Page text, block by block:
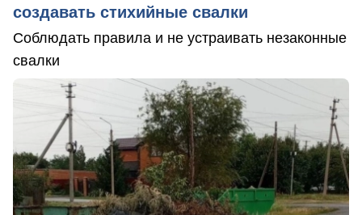
создавать стихийные свалки
Соблюдать правила и не устраивать незаконные
свалки